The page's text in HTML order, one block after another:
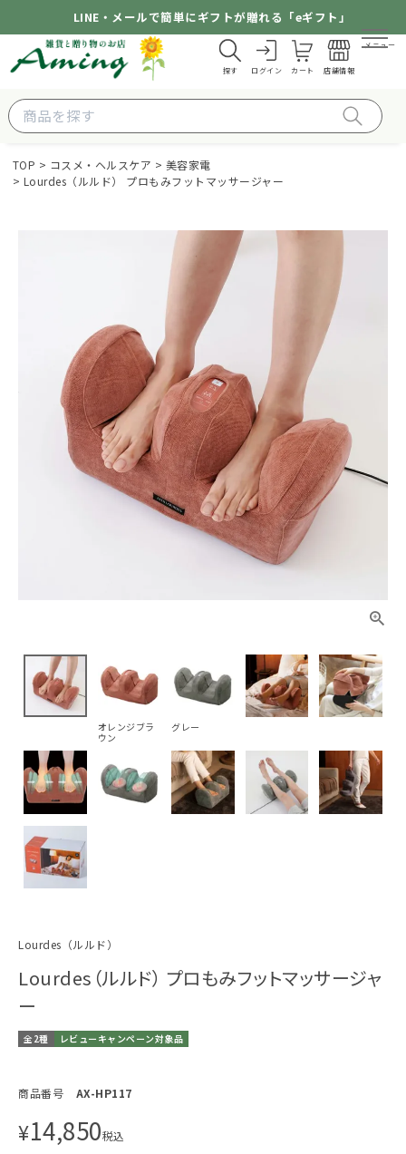
LINE・メールで簡単にギフトが贈れる「eギフト」
探す ログイン カート 店舗情報
メニュー
TOP コスメ・ヘルスケア
美容家電
Lourdes（ルルド） プロもみフットマッサージャー
オレンジブラ
ウン
グレー
Lourdes（ルルド）
Lourdes（ルルド） プロもみフットマッサージャ
ー
全2種 レビューキャンペーン対象品
商品番号 AX-HP117
¥14,850税込